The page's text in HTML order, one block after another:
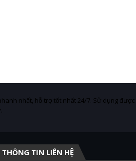
nhất, hỗ trợ tốt nhất 24/7. Sử dụng được
THÔNG TIN LIÊN HỆ